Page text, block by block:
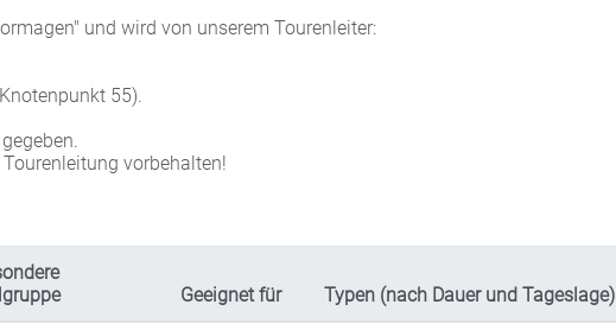
und wird von unserem Tourenleiter:
55).
vorbehalten!
Geeignet für Typen (nach Dauer und Tageslage)